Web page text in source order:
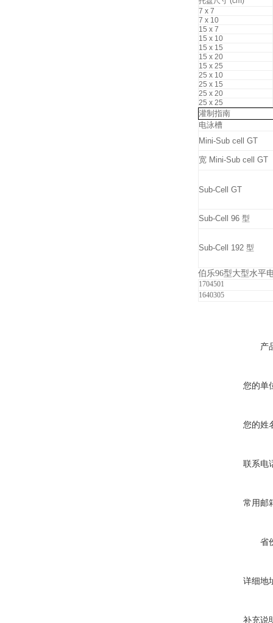
7 x 7
7 x 10
15 x 7
15 x 10
15 x 15
15 x 20
15 x 25
25 x 10
25 x 15
25 x 20
25 x 25
灌制指南
电泳槽
Mini-Sub cell GT
宽 Mini-Sub cell GT
Sub-Cell GT
Sub-Cell 96 型
Sub-Cell 192 型
伯乐96型大型水平
1704501
1640305
产
您的单
您的姓
联系电
常用邮
省
详细地
补充说